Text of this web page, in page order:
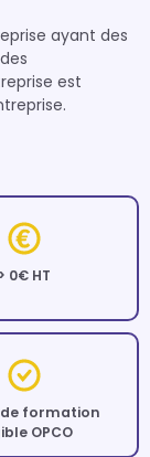
ayant des
est
> 0€ HT
formation
OPCO